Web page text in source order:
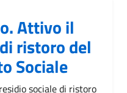
Attivo il
ristoro del
Sociale
sociale di ristoro